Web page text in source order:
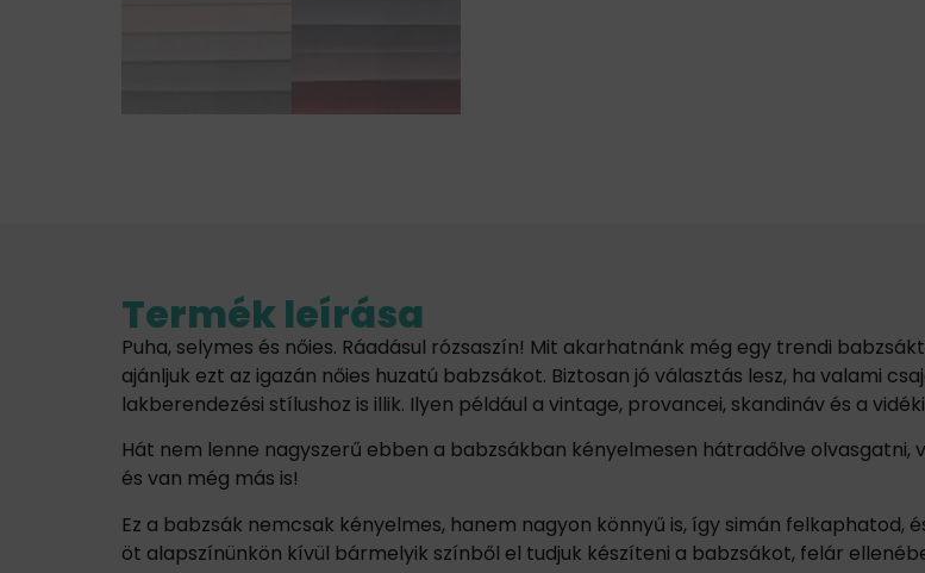
Termék leírása
Puha, selymes és nőies. Ráadásul rózsaszín! Mit akarhatnánk még egy trendi
ajánljuk ezt az igazán nőies huzatú babzsákot. Biztosan jó választás lesz, ha valami
lakberendezési stílushoz is illik. Ilyen például a vintage, provancei, skandináv és a
Hát nem lenne nagyszerű ebben a babzsákban kényelmesen hátradőlve olvasgatni,
és van még más is!
Ez a babzsák nemcsak kényelmes, hanem nagyon könnyű is, így simán felkaphatod,
öt alapszínünkön kívül bármelyik színből el tudjuk készíteni a babzsákot, felár